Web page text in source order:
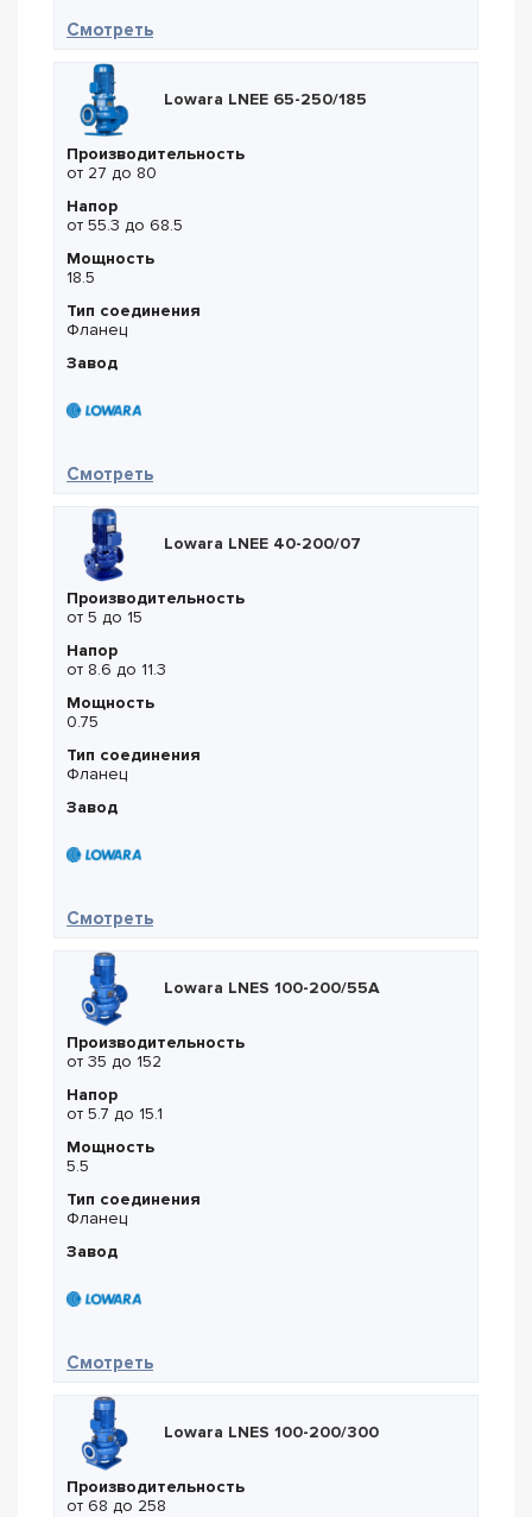
Смотреть— Lowara LNES 125-200/75
Lowara LNEE 65-250/185
Производительность
от 27 до 80
Напор
от 55.3 до 68.5
Мощность
18.5
Тип соединения
Фланец
Завод
Смотреть— Lowara LNEE 65-250/185
Lowara LNEE 40-200/07
Производительность
от 5 до 15
Напор
от 8.6 до 11.3
Мощность
0.75
Тип соединения
Фланец
Завод
Смотреть— Lowara LNEE 40-200/07
Lowara LNES 100-200/55A
Производительность
от 35 до 152
Напор
от 5.7 до 15.1
Мощность
5.5
Тип соединения
Фланец
Завод
Смотреть— Lowara LNES 100-200/55A
Lowara LNES 100-200/300
Производительность
от 68 до 258